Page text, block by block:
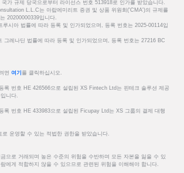
가 규제 당국으로부터 라이선스 번호 513918로 인가를 받았습니다.
L.L.C는 아랍에미리트 증권 및 상품 위원회('CMA')의 규제를
20200000339입니다.
루시아 법률에 따라 등록 및 인가되었으며, 등록 번호는 2025-00114입
그레나딘 법률에 따라 등록 및 인가되었으며, 등록 번호는 27216 BC
면 여기 를 클릭하십시오.
록 번호 HE 426566으로 설립된 XS Fintech Ltd는 핀테크 솔루션 제공
니다.
록 번호 HE 433983으로 설립된 Ficupay Ltd는 XS 그룹의 결제 대행
로 운영할 수 있는 적법한 권한을 받았습니다.
으로 거래되며 높은 수준의 위험을 수반하며 모든 자본을 잃을 수 있
에게 적합하지 않을 수 있으므로 관련된 위험을 이해해야 합니다.